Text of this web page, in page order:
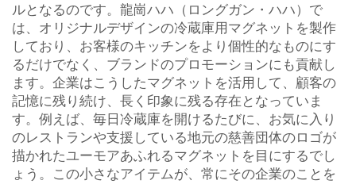
カスタムソリューション
リソース
Kontakuto Us
ルとなるのです。龍崗ハハ（ロングガン・ハハ）で
は、オリジナルデザインの冷蔵庫用マグネットを製作
しており、お客様のキッチンをより個性的なものにす
るだけでなく、ブランドのプロモーションにも貢献し
ます。企業はこうしたマグネットを活用して、顧客の
記憶に残り続け、長く印象に残る存在となっていま
す。例えば、毎日冷蔵庫を開けるたびに、お気に入り
のレストランや支援している地元の慈善団体のロゴが
描かれたユーモアあふれるマグネットを目にするでし
ょう。この小さなアイテムが、常にその企業のことを